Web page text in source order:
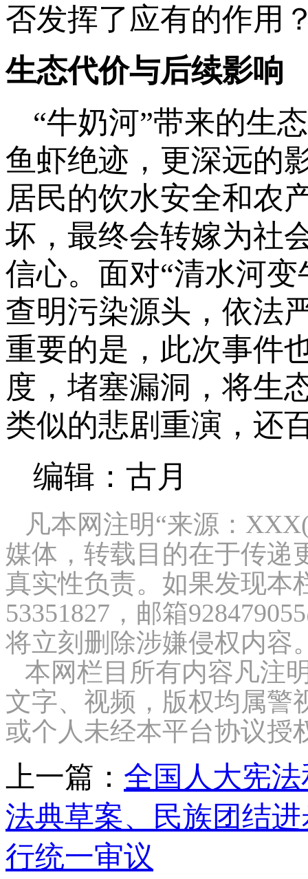
否发挥了应有的作用
生态代价与后续影响
“牛奶河”带来的生
鱼虾绝迹，更深远的
居民的饮水安全和农
坏，最终会转嫁为社
信心。面对“清水河
查明污染源头，依法
重要的是，此次事件
度，堵塞漏洞，将生
类似的悲剧重演，还
编辑：古月
凡本网注明“来源：
媒体，转载目的在于传递
真实性负责。如果发现本
53351827，邮箱
将立刻删除涉嫌侵权内容
本网栏目所有内容凡注
文字、视频，版权均属警
或个人未经本平台协议授
上一篇： 全国人大宪
法典草案、民族团结
行统一审议